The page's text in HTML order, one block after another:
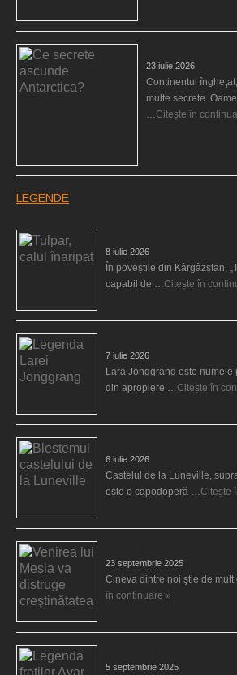
23 iulie 2026
Continentul
multe secrete.
…Citește în
LEGENDE
8 iulie 2026
În poveștile din Kârgâzstan,
capabil de …Citește în
7 iulie 2026
Lara Jonggrang este
din apropiere …Citește în
6 iulie 2026
Castelul de la Luneville,
este o capodoperă …Citește
23 septembrie 2025
Cineva dintre noi ştie de
în continuare »
5 septembrie 2025